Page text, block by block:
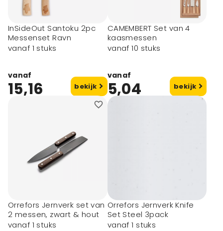
InSideOut Santoku 2pc
Messenset Ravn
vanaf 1 stuks
vanaf
15,16 bekijk
CAMEMBERT Set van 4
kaasmessen
vanaf 10 stuks
vanaf
5,04 bekijk
Orrefors Jernverk set van
2 messen, zwart & hout
vanaf 1 stuks
Orrefors Jernverk Knife
Set Steel 3pack
vanaf 1 stuks